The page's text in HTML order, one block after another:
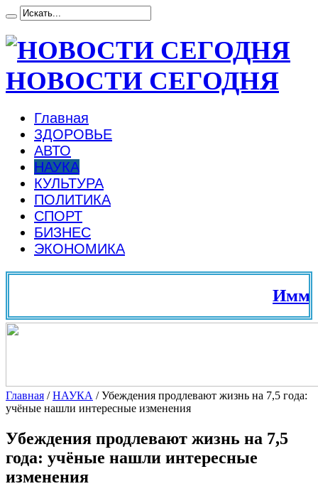
НОВОСТИ СЕГОДНЯ
Главная
ЗДОРОВЬЕ
АВТО
НАУКА
КУЛЬТУРА
ПОЛИТИКА
СПОРТ
БИЗНЕС
ЭКОНОМИКА
Главная /НАУКА /Убеждения продлевают жизнь на 7,5 года:
учёные нашли интересные изменения
Убеждения продлевают жизнь на 7,5
года: учёные нашли интересные
изменения